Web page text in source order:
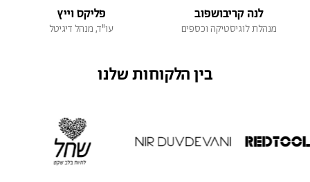
לנה קריבושפוב
מנהלת לוגיסטיקה וכספים
פליקס וייץ
עו"ד, מנהל דיגיטל
בין הלקוחות שלנו
בגדול בגדול+